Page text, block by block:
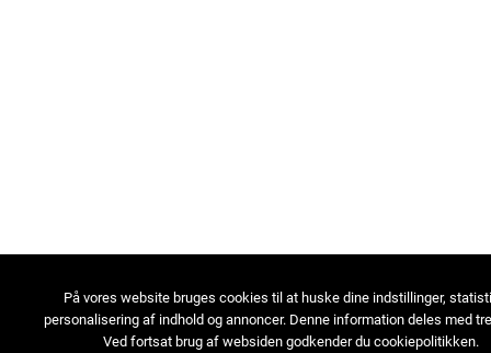
På vores website bruges cookies til at huske dine indstillinger,
personalisering af indhold og annoncer. Denne information deles med
Ved fortsat brug af websiden godkender du cookiepolitikken.